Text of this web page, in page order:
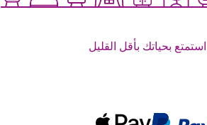
استمتع بحياتك بأقل القليل